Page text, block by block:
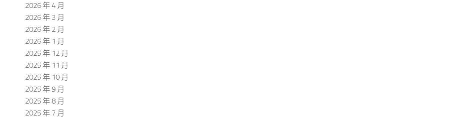
2026 年 4 月
2026 年 3 月
2026 年 2 月
2026 年 1 月
2025 年 12 月
2025 年 11 月
2025 年 10 月
2025 年 9 月
2025 年 8 月
2025 年 7 月